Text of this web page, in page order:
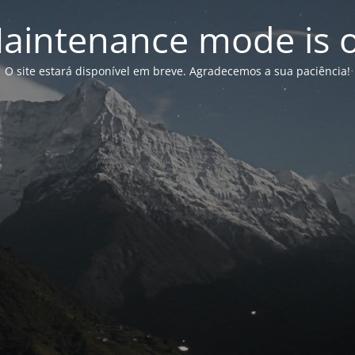
mode is
O site estará disponível em breve. Agradecemos a sua paciência!